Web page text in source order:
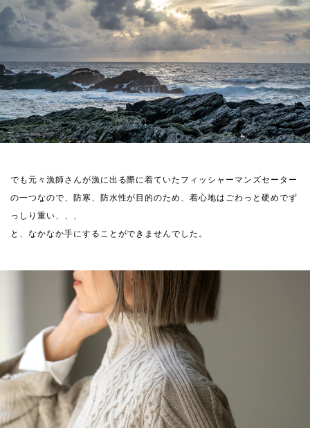
でも元々漁師さんが漁に出る際に着ていたフィッシャーマンズセーター
の一つなので、防寒、防水性が目的のため、着心地はごわっと硬めでず
っしり重い、、、
と、なかなか手にすることができませんでした。